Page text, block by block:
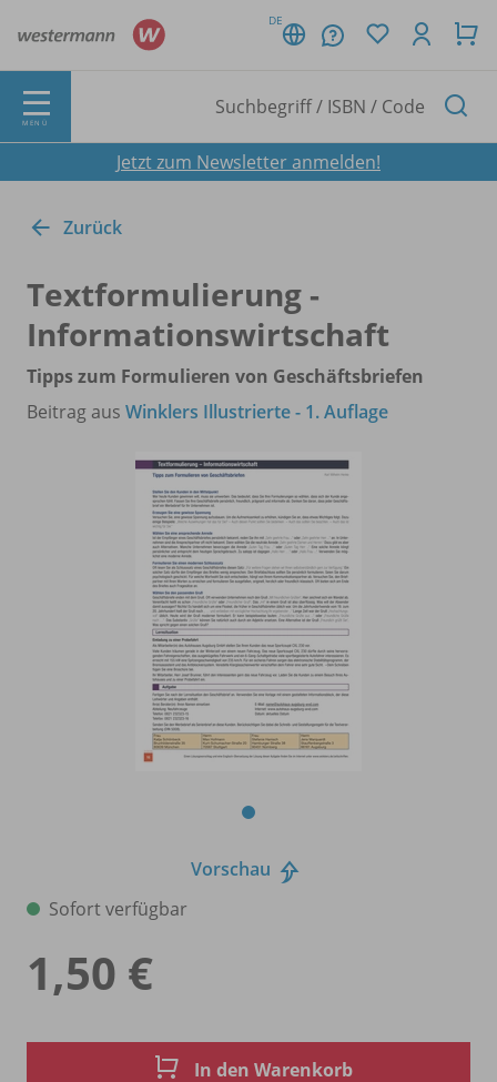
DE
MENÜ
Jetzt zum Newsletter anmelden!
Zurück
Textformulierung -
Informationswirtschaft
Tipps zum Formulieren von Geschäftsbriefen
Beitrag aus Winklers Illustrierte - 1. Auflage
Vorschau
Sofort verfügbar
1,50 €
In den Warenkorb